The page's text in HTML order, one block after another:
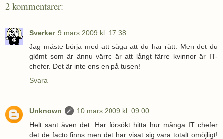
2 kommentarer:
Sverker 9 mars 2009 kl. 17:38
Jag måste börja med att säga att du har rätt. Men det du
glömt som är ännu värre är att långt färre kvinnor är IT-
chefer. Det är inte ens en på tusen!
Svara
Unknown
10 mars 2009 kl. 09:00
Helt sant även det. Har försökt hitta hur många IT chefer
det de facto finns men det har visat sig vara totalt omöjligt!